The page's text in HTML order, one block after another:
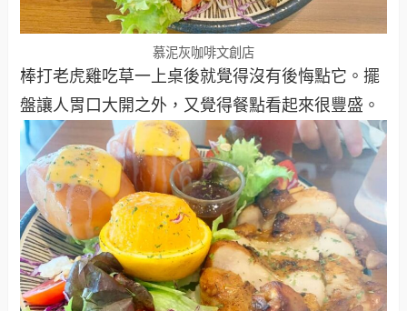
慕泥灰咖啡文創店
棒打老虎雞吃草一上桌後就覺得沒有後悔點它。擺
盤讓人胃口大開之外，又覺得餐點看起來很豐盛。